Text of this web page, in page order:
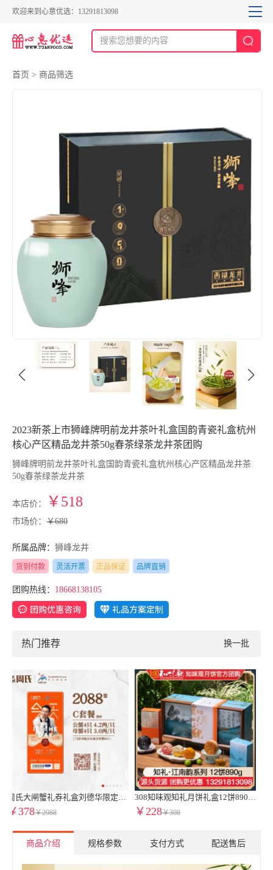
欢迎来到心意优选：13291813098
首页 > 商品筛选
2023新茶上市狮峰牌明前龙井茶叶礼盒国韵青瓷礼盒杭州
核心产区精品龙井茶50g春茶绿茶龙井茶团购
狮峰牌明前龙井茶叶礼盒国韵青瓷礼盒杭州核心产区精品龙井茶
50g春茶绿茶龙井茶
本店价： ￥518
市场价： ￥680
所属品牌： 狮峰龙井
货到付款 灵活开票 正品保证 品牌直销
团购热线： 18668138105
热门推荐
￥228￥308
298楼外楼月饼券到店自提|楼外楼鎏心追月月饼礼盒提货券16饼960g奶黄流心糕点心送礼团购特产中秋伴手礼礼盒
￥228￥298
换一批
商品介绍 规格参数 支付方式 配送售后